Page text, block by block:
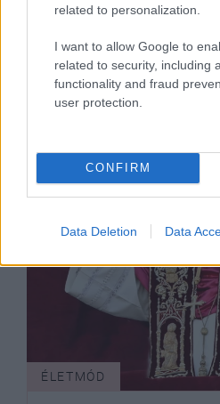
related to personalization.
I want to allow Google to
related to security, including
functionality and fraud
user protection.
CONFIRM
Data Deletion Data
A Met-gála egy
szemével: Demeter
szőnyeg legjobb
ÉLETMÓD